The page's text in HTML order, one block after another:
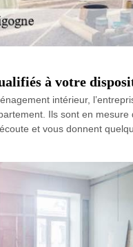
à votre
intérieur,
Ils sont en
et vous donnent